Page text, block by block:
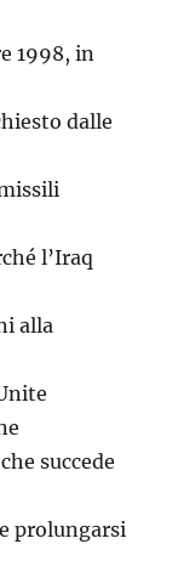
1998, in
dalle
l’Iraq
alla
succede
prolungarsi